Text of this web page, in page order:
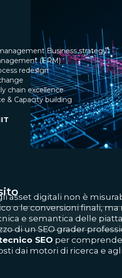
Business strategy
(ERM)
redesign
chain excellence
& Capacity building
asset digitali non è
o le conversioni finali,
e semantica delle
di un SEO grader
SEO per
dai motori di ricerca e